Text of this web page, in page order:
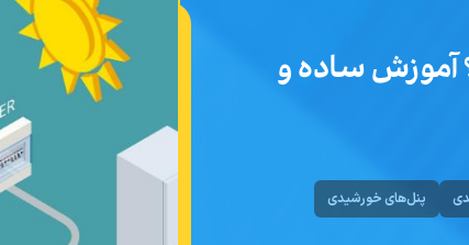
آموزش ساده و
پنل‌های خورشیدی